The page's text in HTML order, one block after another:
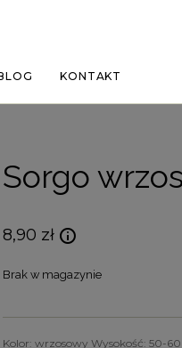
KONTAKT
Sorgo
8,90 zł
Brak w magazynie
Kolor: wrzosowy Wysokość: 50-